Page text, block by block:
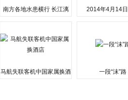
南方各地水患横行 长江漓
2014年4月14
马航失联客机中国家属换酒
一段“沫”路